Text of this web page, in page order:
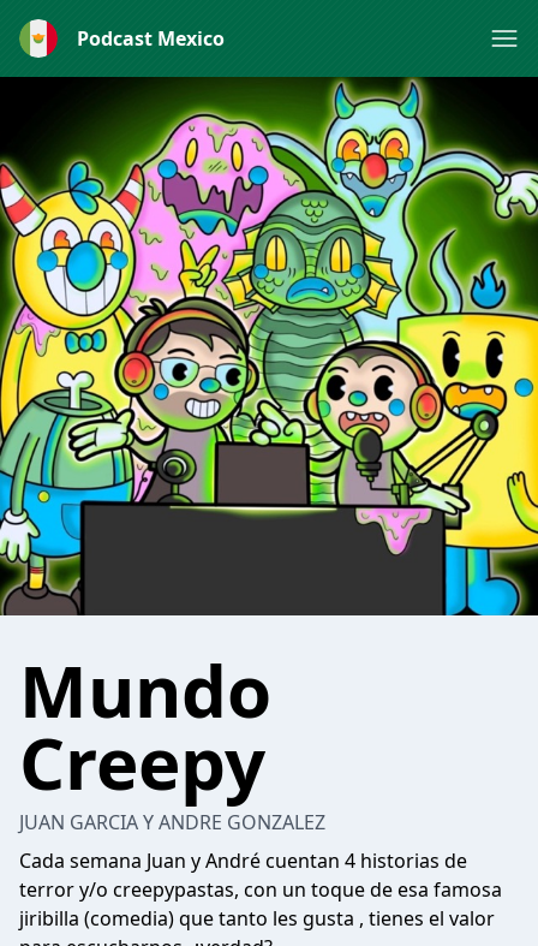
Podcast Mexico
Mundo
Creepy
JUAN GARCIA Y ANDRE GONZALEZ
Cada semana Juan y André cuentan 4 historias de
terror y/o creepypastas, con un toque de esa famosa
jiribilla (comedia) que tanto les gusta , tienes el valor